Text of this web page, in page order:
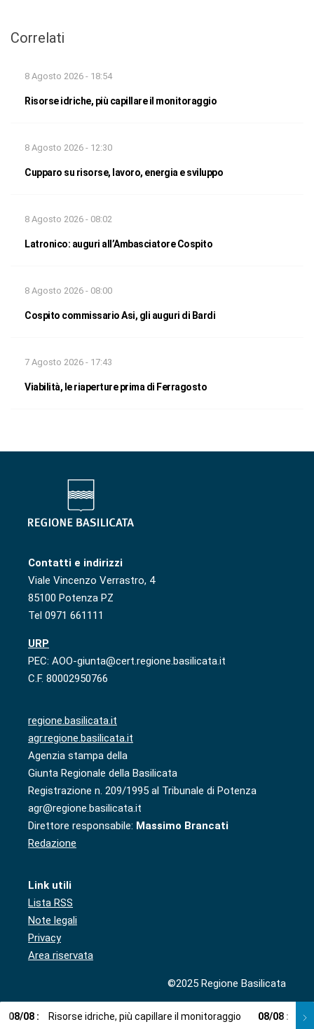
Correlati
8 Agosto 2026 - 18:54
Risorse idriche, più capillare il monitoraggio
8 Agosto 2026 - 12:30
Cupparo su risorse, lavoro, energia e sviluppo
8 Agosto 2026 - 08:02
Latronico: auguri all’Ambasciatore Cospito
8 Agosto 2026 - 08:00
Cospito commissario Asi, gli auguri di Bardi
7 Agosto 2026 - 17:43
Viabilità, le riaperture prima di Ferragosto
Contatti e indirizzi
Viale Vincenzo Verrastro, 4
85100 Potenza PZ
Tel 0971 661111
URP
PEC: AOO-giunta@cert.regione.basilicata.it
C.F. 80002950766
regione.basilicata.it
agr.regione.basilicata.it
Agenzia stampa della
Giunta Regionale della Basilicata
Registrazione n. 209/1995 al Tribunale di Potenza
agr@regione.basilicata.it
Direttore responsabile: Massimo Brancati
Redazione
Link utili
Lista RSS
Note legali
Privacy
Area riservata
©2025 Regione Basilicata
08/08 : Risorse idriche, più capillare il monitoraggio 08/08 :